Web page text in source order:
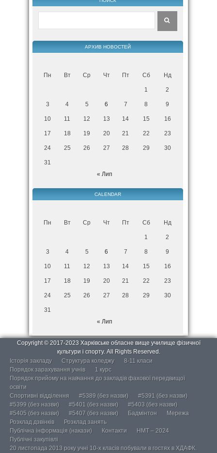
АРХИВ НОВОСТЕЙ
Пн Вт Ср Чт Пт Сб Нд
1 2
3 4 5 6 7 8 9
10 11 12 13 14 15 16
17 18 19 20 21 22 23
24 25 26 27 28 29 30
31
« Лип
CALENDAR
Пн Вт Ср Чт Пт Сб Нд
1 2
3 4 5 6 7 8 9
10 11 12 13 14 15 16
17 18 19 20 21 22 23
24 25 26 27 28 29 30
31
« Лип
Copyright © 2017-2023 Харківське обласне вище училище фізичної
культури і спорту. All Rights Reserved.
Історія закладу
Структура коледжу
8-11 класи
Порядок зарахування учнів
1 курс
Порядок прийому на навчання до закладів фахової передвищої
освіти
Спортивні відділення
#5389 (без назви)
#5391 (без назви)
#5399 (без назви)
#5401 (без назви)
#5403 (без назви)
#5405 (без назви)
#5407 (без назви) Бадмінтон
Мережа
Розклад дзвінків
Розклад занять
Публічна інформація (накази)
Контакти
НМТ – 2024
Публічні закупівлі
20 листопада 2013 року учні 10-х класів побували в гостях в ХДАФК.